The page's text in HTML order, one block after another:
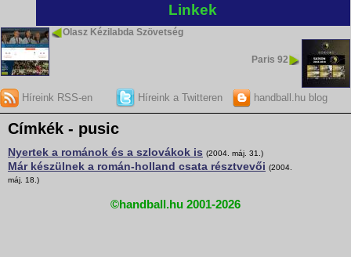
Linkek
Olasz Kézilabda Szövetség
Paris 92
Híreink RSS-en Híreink a Twitteren handball.hu blog
Címkék - pusic
Nyertek a románok és a szlovákok is (2004. máj. 31.)
Már készülnek a román-holland csata résztvevői (2004.
máj. 18.)
©handball.hu 2001-2026